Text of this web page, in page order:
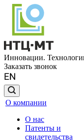
Инновации.
Заказать звонок
О компании
О нас
Патенты и
свидетельства